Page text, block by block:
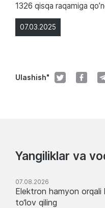
07.03.2025
Ulashish"
1326 qisqa raqamiga
Yangiliklar va
07.08.2026
Elektron hamyon orqali
to‘lov qiling